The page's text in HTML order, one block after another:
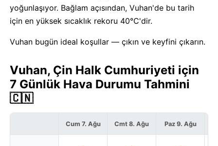
yoğunlaşıyor. Bağlam açısından, Vuhan'de bu tarih
için en yüksek sıcaklık rekoru 40°C'dir.
Vuhan bugün ideal koşullar — çıkın ve keyfini çıkarın.
Vuhan, Çin Halk Cumhuriyeti için
7 Günlük Hava Durumu Tahmini
🇨🇳
Cum 7. Ağu Cmt 8. Ağu Paz 9. Ağu